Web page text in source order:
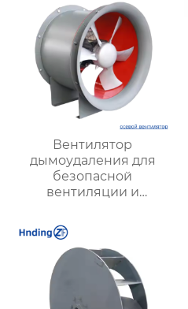
подземных условиях
Вентилятор
дымоудаления для
безопасной
вентиляции и
Высокая
эффективность и
надежность